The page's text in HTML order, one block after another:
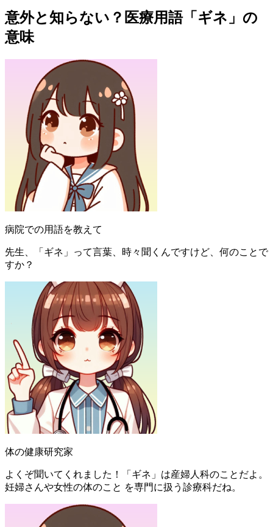
意外と知らない？医療用語「ギネ」の
意味
病院での用語を教えて
先生、「ギネ」って言葉、時々聞くんですけど、何のことで
すか？
体の健康研究家
よくぞ聞いてくれました！「ギネ」は産婦人科のことだよ。
妊婦さんや女性の体のこと を専門に扱う診療科だね。